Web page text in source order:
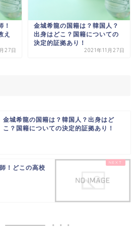
！
え
27日
金城希龍の国籍は？韓国人？
出身はどこ？国籍についての
決定的証拠あり！
2021年11月27日
金城希龍の国籍は？韓国人？出身はど
こ？国籍についての決定的証拠あり！
！どこの高校